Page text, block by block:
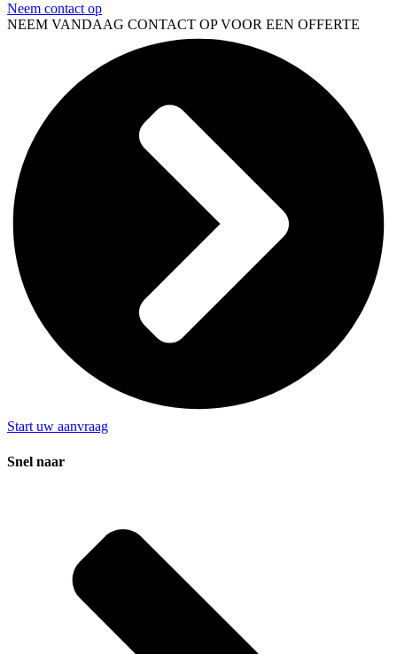
Neem contact op
NEEM VANDAAG CONTACT OP VOOR EEN OFFERTE
Start uw aanvraag
Snel naar